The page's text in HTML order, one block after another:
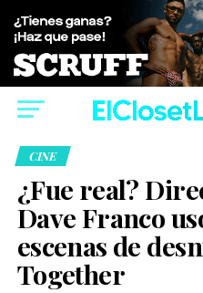
CINE
¿Fue real?
Dave Franco
escenas de
Together